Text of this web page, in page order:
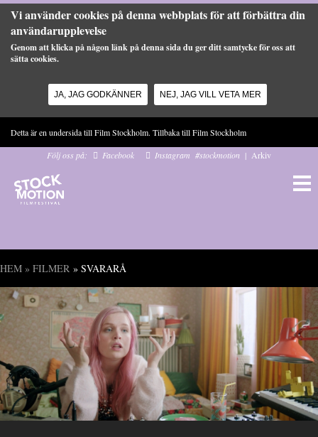
Vi använder cookies på denna webbplats för att förbättra din
användarupplevelse
Genom att klicka på någon länk på denna sida du ger ditt samtycke för oss att
sätta cookies.
JA, JAG GODKÄNNER NEJ, JAG VILL VETA MER
Detta är en undersida till Film Stockholm. Tillbaka tillFilm Stockholm
Följ oss på:
Facebook Instagram #stockmotion | Arkiv
Du är här
HEM » FILMER » SVARARÅ